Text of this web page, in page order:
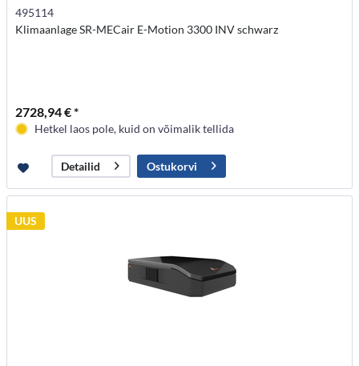
495114
Klimaanlage SR-MECair E-Motion 3300 INV schwarz
2728,94 € *
Hetkel laos pole, kuid on võimalik tellida
Detailid Ostukorvi
UUS